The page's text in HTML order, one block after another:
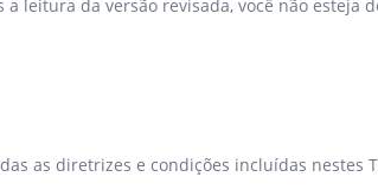
leitura da versão revisada, você não esteja
as diretrizes e condições incluídas nestes